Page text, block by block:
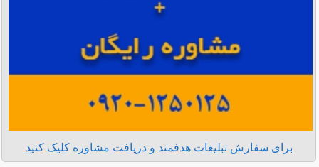
برای سفارش تبلیغات هدفمند و دریافت مشاوره کلیک کنید